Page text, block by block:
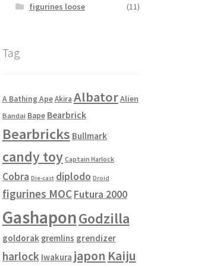
figurines loose
(11)
Tag
A Bathing Ape Akira AlbatorAlien
Bandai Bape Bearbrick
Bearbricks Bullmark
candy toy Captain Harlock
Cobra Die-cast diplodo Droid
figurines MOCFutura 2000
GashaponGodzilla
goldorak gremlins grendizer
harlock Iwakura japon Kaiju